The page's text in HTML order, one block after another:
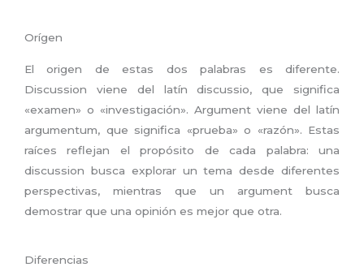
Orígen
El origen de estas dos palabras es diferente.
Discussion viene del latín discussio, que significa
«examen» o «investigación». Argument viene del latín
argumentum, que significa «prueba» o «razón». Estas
raíces reflejan el propósito de cada palabra: una
discussion busca explorar un tema desde diferentes
perspectivas, mientras que un argument busca
demostrar que una opinión es mejor que otra.
Diferencias